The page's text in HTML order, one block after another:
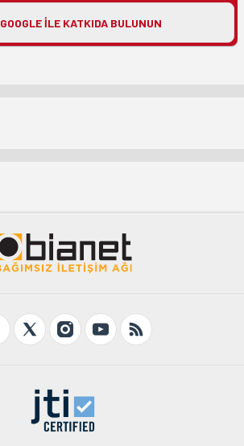
GOOGLE ILE KATKIDA BULUNUN